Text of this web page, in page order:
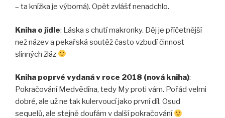
– ta knížka je výborná). Opět zvlášť nenadchlo.
Kniha o jídle: Láska s chutí makronky. Děj je příčetnější
než název a pekařská soutěž často vzbudí činnost
slinných žláz
Kniha poprvé vydaná v roce 2018 (nová kniha):
Pokračování Medvědína, tedy My proti vám. Pořád velmi
dobré, ale už ne tak kulervoucí jako první díl. Osud
sequelů, ale stejně doufám v další pokračování